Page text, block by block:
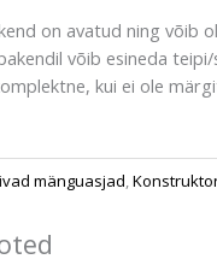
on avatud ning võib
võib esineda
kui ei ole
mänguasjad,